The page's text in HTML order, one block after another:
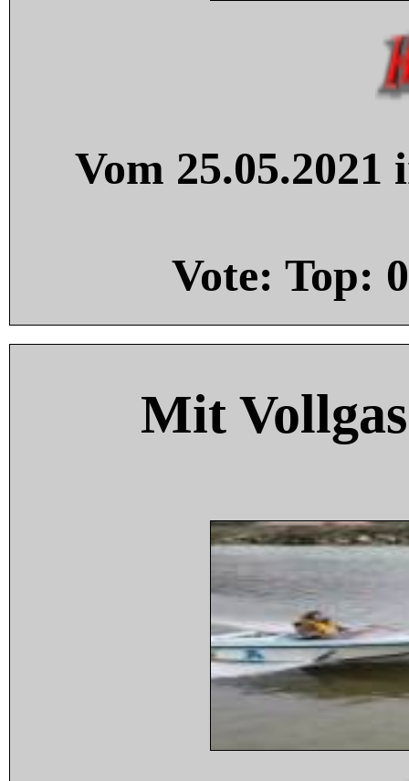
Vom
Vote: Top: 0
Mit